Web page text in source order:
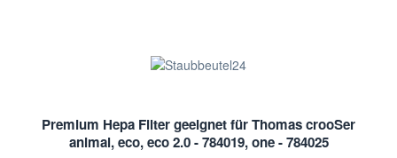
Premium Hepa Filter geeignet für Thomas crooSer
animal, eco, eco 2.0 - 784019, one - 784025